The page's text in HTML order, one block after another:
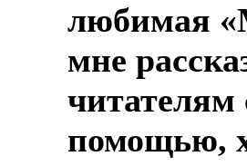
любимая
мне
читателям
помощью,